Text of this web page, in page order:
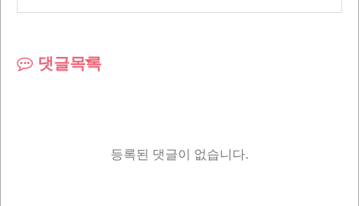
댓글목록
등록된 댓글이 없습니다.